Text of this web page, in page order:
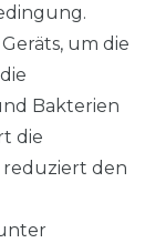
um die
Bakterien
die
reduziert den